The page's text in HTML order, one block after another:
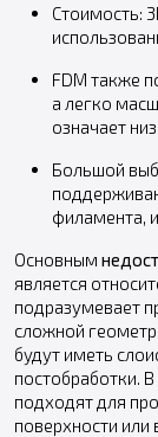
Стоимость:
FDM также
а легко
означает
Большой
филамента,
Основным
является
подразумевает
сложной
будут иметь
постобработки.
подходят для
поверхности